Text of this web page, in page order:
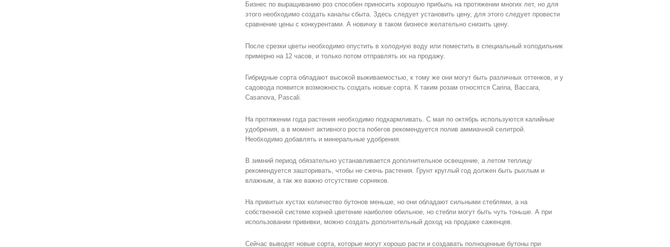
Бизнес по выращиванию роз способен приносить хорошую прибыль на протяжении многих лет, но для
этого необходимо создать каналы сбыта. Здесь следует установить цену, для этого следует провести
сравнение цены с конкурентами. А новичку в таком бизнесе желательно снизить цену.
После срезки цветы необходимо опустить в холодную воду или поместить в специальный холодильник
примерно на 12 часов, и только потом отправлять их на продажу.
Гибридные сорта обладают высокой выживаемостью, к тому же они могут быть различных оттенков, и у
садовода появится возможность создать новые сорта. К таким розам относятся Carina, Baccara,
Casanova, Pascali.
На протяжении года растения необходимо подкармливать. С мая по октябрь используются калийные
удобрения, а в момент активного роста побегов рекомендуется полив аммиачной селитрой.
Необходимо добавлять и минеральные удобрения.
В зимний период обязательно устанавливается дополнительное освещение, а летом теплицу
рекомендуется зашторивать, чтобы не сжечь растения. Грунт круглый год должен быть рыхлым и
влажным, а так же важно отсутствие сорняков.
На привитых кустах количество бутонов меньше, но они обладают сильными стеблями, а на
собственной системе корней цветение наиболее обильное, но стебли могут быть чуть тоньше. А при
использовании прививки, можно создать дополнительный доход на продаже саженцев.
Сейчас выводят новые сорта, которые могут хорошо расти и создавать полноценные бутоны при